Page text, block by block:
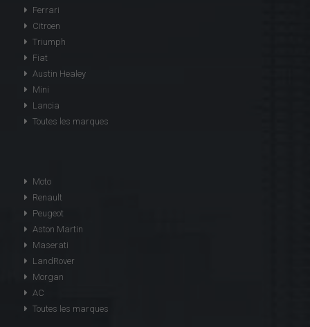
Ferrari
Citroen
Triumph
Fiat
Austin Healey
Mini
Lancia
Toutes les marques
Moto
Renault
Peugeot
Aston Martin
Maserati
LandRover
Morgan
AC
Toutes les marques